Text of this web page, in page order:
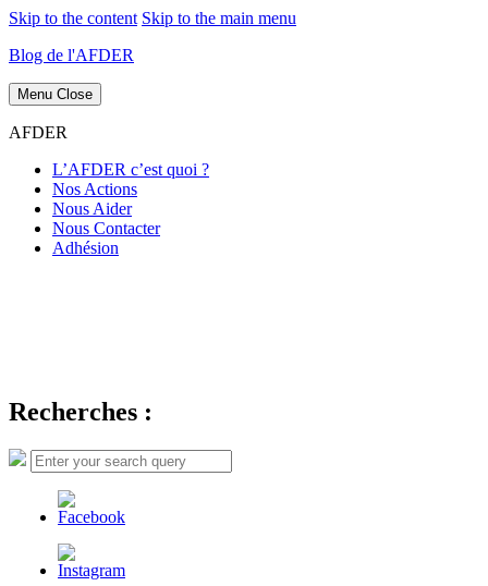
Skip to the content Skip to the main menu
Blog de l'AFDER
Menu Close
AFDER
L’AFDER c’est quoi ?
Nos Actions
Nous Aider
Nous Contacter
Adhésion
Recherches :
Search
for:
Search